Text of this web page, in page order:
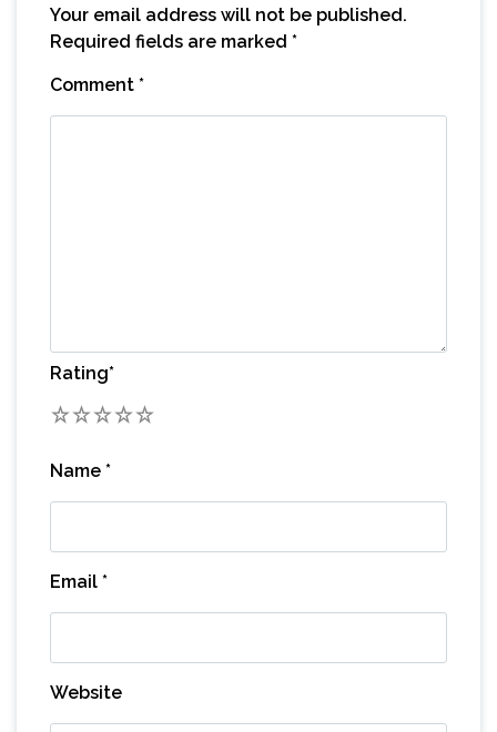
Your email address will not be published.
Required fields are marked *
Comment *
Rating*
5
4
3
2
Name *
Email *
Website